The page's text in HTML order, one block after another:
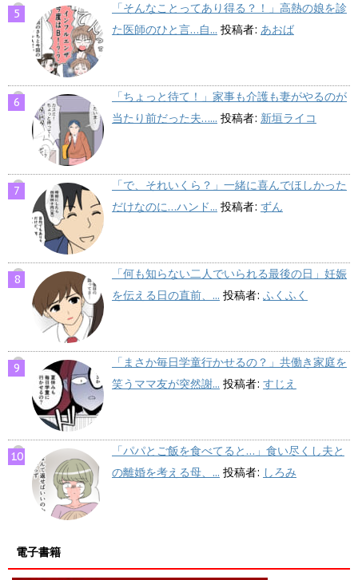
「そんなことってあり得る？！」高熱の娘を診
た医師のひと言…自... 投稿者: あおば
「ちょっと待て！」家事も介護も妻がやるのが
当たり前だった夫…... 投稿者: 新垣ライコ
「で、それいくら？」一緒に喜んでほしかった
だけなのに…ハンド... 投稿者: ずん
「何も知らない二人でいられる最後の日」妊娠
を伝える日の直前、... 投稿者: ふくふく
「まさか毎日学童行かせるの？」共働き家庭を
笑うママ友が突然謝... 投稿者: すじえ
「パパとご飯を食べてると…」食い尽くし夫と
の離婚を考える母、... 投稿者: しろみ
電子書籍